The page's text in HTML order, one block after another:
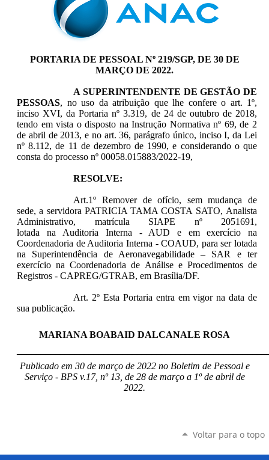
PORTARIA DE PESSOAL Nº 219/SGP, DE 30 DE
MARÇO DE 2022.
A SUPERINTENDENTE DE GESTÃO DE
PESSOAS, no uso da atribuição que lhe confere o art. 1º,
inciso XVI, da Portaria nº 3.319, de 24 de outubro de 2018,
tendo em vista o disposto na Instrução Normativa nº 69, de 2
de abril de 2013, e no art. 36, parágrafo único, inciso I, da Lei
nº 8.112, de 11 de dezembro de 1990, e considerando o que
consta do processo nº 00058.015883/2022-19,
RESOLVE:
Art.1º Remover de ofício, sem mudança de
sede, a servidora PATRICIA TAMA COSTA SATO, Analista
Administrativo, matrícula SIAPE nº 2051691,
lotada na Auditoria Interna - AUD e em exercício na
Coordenadoria de Auditoria Interna - COAUD, para ser lotada
na Superintendência de Aeronavegabilidade – SAR e ter
exercício na Coordenadoria de Análise e Procedimentos de
Registros - CAPREG/GTRAB, em Brasília/DF.
Art. 2º Esta Portaria entra em vigor na data de
sua publicação.
MARIANA BOABAID DALCANALE ROSA
Publicado em 30 de março de 2022 no Boletim de Pessoal e
Serviço - BPS v.17, nº 13, de 28 de março a 1º de abril de
2022.
Voltar para o topo